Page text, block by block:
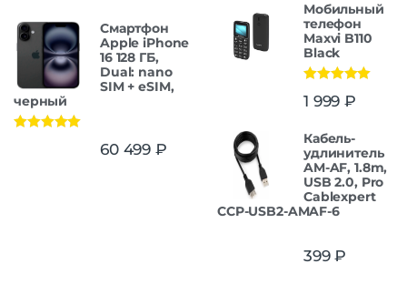
Смартфон
Apple iPhone
16 128 ГБ,
Dual: nano
SIM + eSIM,
черный
60 499 ₽
Мобильный
телефон
Maxvi B110
Black
из 5
1 999 ₽
Кабель-
удлинитель
AM-AF, 1.8m,
USB 2.0, Pro
Cablexpert
CCP-USB2-AMAF-6
399₽